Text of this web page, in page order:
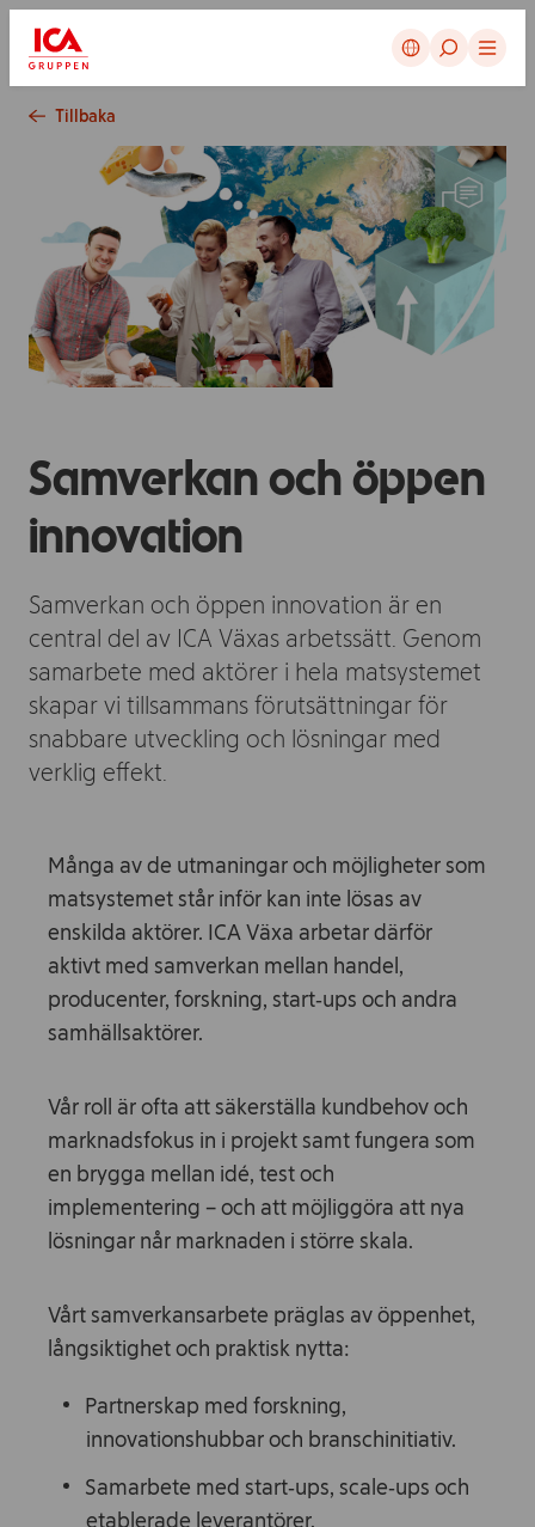
Avbryt
Tillbaka
Samverkan och öppen
innovation
Samverkan och öppen innovation är en
central del av ICA Växas arbetssätt. Genom
samarbete med aktörer i hela matsystemet
skapar vi tillsammans förutsättningar för
snabbare utveckling och lösningar med
verklig effekt.
Många av de utmaningar och möjligheter som
matsystemet står inför kan inte lösas av
enskilda aktörer. ICA Växa arbetar därför
aktivt med samverkan mellan handel,
producenter, forskning, start‑ups och andra
samhällsaktörer.
Vår roll är ofta att säkerställa kundbehov och
marknadsfokus in i projekt samt fungera som
en brygga mellan idé, test och
implementering – och att möjliggöra att nya
lösningar når marknaden i större skala.
Vårt samverkansarbete präglas av öppenhet,
långsiktighet och praktisk nytta:
Partnerskap med forskning,
innovationshubbar och branschinitiativ.
Samarbete med start‑ups, scale‑ups och
etablerade leverantörer.